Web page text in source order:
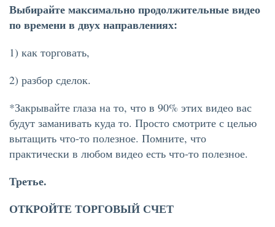
Выбирайте максимально продолжительные видео
по времени в двух направлениях:
1) как торговать,
2) разбор сделок.
*Закрывайте глаза на то, что в 90% этих видео вас
будут заманивать куда то. Просто смотрите с целью
вытащить что-то полезное. Помните, что
практически в любом видео есть что-то полезное.
Третье.
ОТКРОЙТЕ ТОРГОВЫЙ СЧЕТ